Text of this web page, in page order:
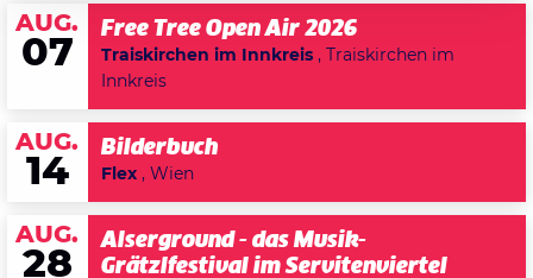
AUG.
07
Free Tree Open Air 2026
Traiskirchen im Innkreis , Traiskirchen im
Innkreis
AUG.
14
Bilderbuch
Flex , Wien
AUG.
28
Alserground - das Musik-
Grätzlfestival im Servitenviertel